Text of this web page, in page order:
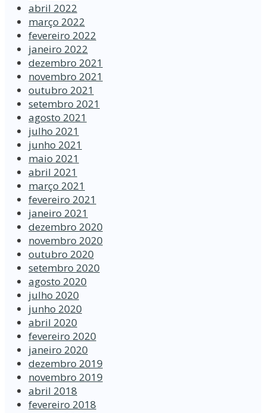
abril 2022
março 2022
fevereiro 2022
janeiro 2022
dezembro 2021
novembro 2021
outubro 2021
setembro 2021
agosto 2021
julho 2021
junho 2021
maio 2021
abril 2021
março 2021
fevereiro 2021
janeiro 2021
dezembro 2020
novembro 2020
outubro 2020
setembro 2020
agosto 2020
julho 2020
junho 2020
abril 2020
fevereiro 2020
janeiro 2020
dezembro 2019
novembro 2019
abril 2018
fevereiro 2018